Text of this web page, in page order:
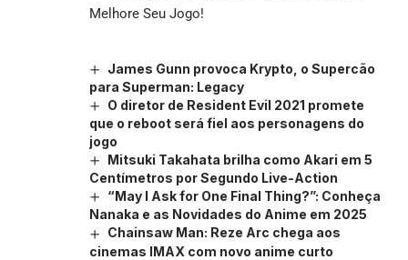
Melhore Seu Jogo!
James Gunn provoca Krypto, o Supercão
para Superman: Legacy
O diretor de Resident Evil 2021 promete
que o reboot será fiel aos personagens do
jogo
Mitsuki Takahata brilha como Akari em 5
Centímetros por Segundo Live-Action
“May I Ask for One Final Thing?”: Conheça
Nanaka e as Novidades do Anime em 2025
Chainsaw Man: Reze Arc chega aos
cinemas IMAX com novo anime curto